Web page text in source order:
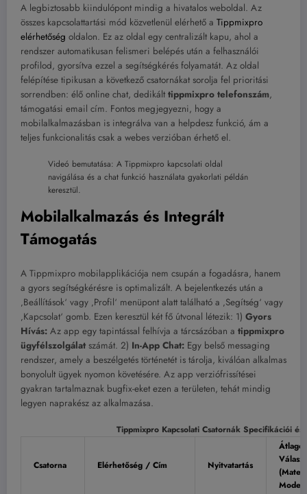
A legbiztosabb kiindulópont mindig a hivatalos weboldal. Az
összes kapcsolattartási mód közvetlenül elérhető a Tippmixpro
elérhetőség oldalon. Ez az oldal egy centralizált kapu, ahol a
rendszer automatikusan felismeri belépés után a felhasználói
profilod, gyorsítva ezzel a segítségkérés folyamatát. Az oldal
felépítése tipikusan a következő csatornákat sorolja fel prioritási
sorrendben: élő online chat, dedikált tippmixpro telefonszám,
támogatási email cím. Fontos megjegyezni, hogy a
mobilalkalmazásban is integrálva van a helpdesz funkció, ám a
teljes funkcionalitás csak a webes verzióban érhető el.
Videó bemutatása: A Tippmixpro kapcsolati oldal
navigálása és a chat funkció használata gyakorlati példán
keresztül.
Mobilalkalmazás és Integrált
Támogatás
A Tippmixpro mobilapplikációja nem csupán a fogadásra, hanem
a gyors segítségkérésre is optimalizált. A bejelentkezés után a
‚Beállítások‘ vagy ‚Profil‘ menüpont alatt található a ‚Segítség‘ vagy
‚Kapcsolat‘ gomb. Ezen keresztül két fő útvonal létezik: 1) Gyors
Hívás: Az app egy tapintással felhívja a tárcsázóban a tippmixpro
ügyfélszolgálat számát. 2) In-App Chat: Egy belső messaging
rendszer, amely a beszélgetés történetét is tárolja, kiválóan alkalmas
bonyolult ügyek nyomon követésére. Az app verziófrissítései
gyakran tartalmaznak bugfix-eket ezen a területen, tehát mindig
legyen naprakész az alkalmazása.
Tippmixpro Kapcsolati Csatornák Specifikációi és
Csatorna Elérhetőség / Cím Nyitvatartás
Átlagos
Modell)